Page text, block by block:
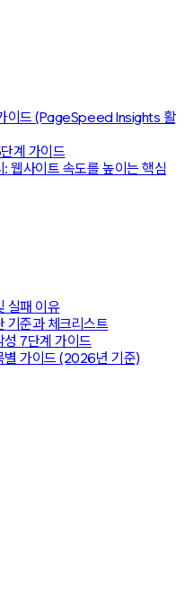
이드 (PageSpeed Insights 활
계 가이드
웹사이트 속도를 높이는 핵심
실패 이유
기준과 체크리스트
성 7단계 가이드
별 가이드 (2026년 기준)